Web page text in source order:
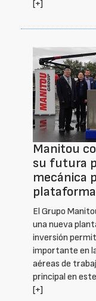
[+]
Manitou
su futura
mecánica
El Grupo
una nueva
inversión
importante en
aéreas de
principal en
[+]